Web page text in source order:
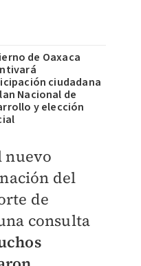
de Oaxaca
ciudadana
Nacional de
y elección
nuevo
del
de
consulta